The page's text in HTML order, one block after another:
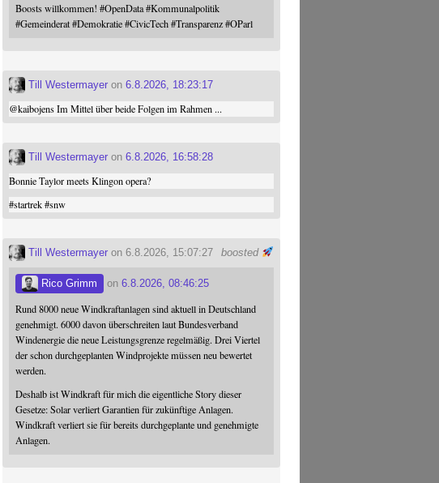
Boosts willkommen!#OpenData #Kommunalpolitik
#Gemeinderat #Demokratie #CivicTech #Transparenz #OParl
Till Westermayer on6.8.2026, 18:23:17
@kaibojensIm Mittel über beide Folgen im Rahmen ...
Till Westermayer on6.8.2026, 16:58:28
Bonnie Taylor meets Klingon opera?
#startrek #snw
boosted
Till Westermayer on 6.8.2026, 15:07:27
Rico Grimm on6.8.2026, 08:46:25
Rund 8000 neue Windkraftanlagen sind aktuell in Deutschland
genehmigt. 6000 davon überschreiten laut Bundesverband
Windenergie die neue Leistungsgrenze regelmäßig. Drei Viertel
der schon durchgeplanten Windprojekte müssen neu bewertet
werden.
Deshalb ist Windkraft für mich die eigentliche Story dieser
Gesetze: Solar verliert Garantien für zukünftige Anlagen.
Windkraft verliert sie für bereits durchgeplante und genehmigte
Anlagen.